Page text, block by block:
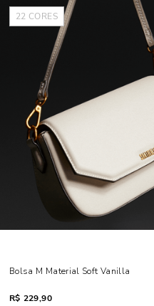
22 CORES
Bolsa M Material Soft Vanilla
R$ 229,90